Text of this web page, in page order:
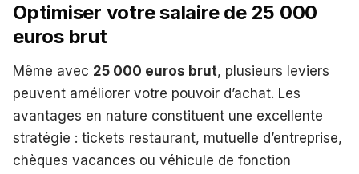
Optimiser votre salaire de 25 000
euros brut
Même avec 25 000 euros brut, plusieurs leviers
peuvent améliorer votre pouvoir d’achat. Les
avantages en nature constituent une excellente
stratégie : tickets restaurant, mutuelle d’entreprise,
chèques vacances ou véhicule de fonction